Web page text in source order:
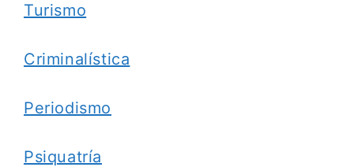
Turismo
Criminalística
Periodismo
Psiquatría